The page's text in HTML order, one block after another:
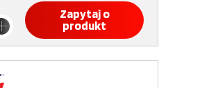
Zapytaj o
produkt